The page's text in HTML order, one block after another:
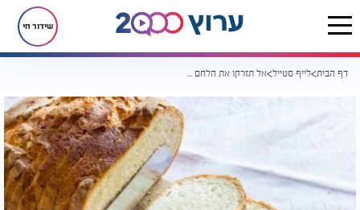
שידור חי
דף הבית לייף סטייל אל תזרקו את הלחם היבש: הטריק הפשוט שיכול להפתיע אתכם